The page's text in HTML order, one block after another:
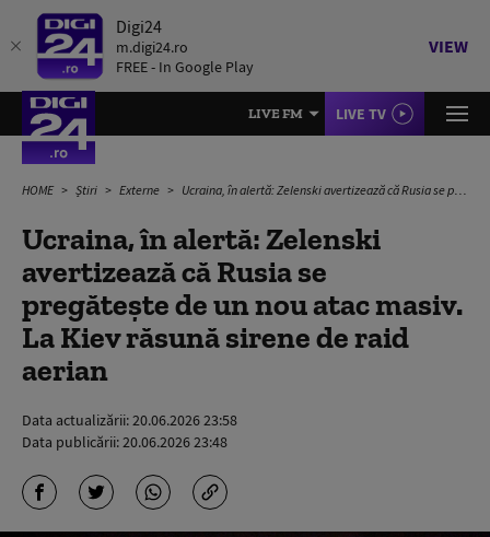
Digi24
m.digi24.ro
FREE - In Google Play
VIEW
LIVE FM LIVE TV
HOME Știri Externe Ucraina, în alertă: Zelenski avertizează că Rusia se pregătește de un nou atac masiv. La Kiev răsună sirene de raid aerian
Ucraina, în alertă: Zelenski
avertizează că Rusia se
pregătește de un nou atac masiv.
La Kiev răsună sirene de raid
aerian
Data actualizării:20.06.2026 23:58
Data publicării:20.06.2026 23:48